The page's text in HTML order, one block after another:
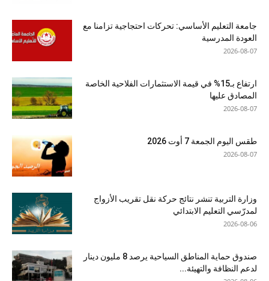
جامعة التعليم الأساسي: تحركات احتجاجية تزامنا مع
العودة المدرسية
2026-08-07
ارتفاع بـ15% في قيمة الاستثمارات الفلاحية الخاصة
المصادق عليها
2026-08-07
طقس اليوم الجمعة 7 أوت 2026
2026-08-07
وزارة التربية تنشر نتائج حركة نقل تقريب الأزواج
لمدرّسي التعليم الابتدائي
2026-08-06
صندوق حماية المناطق السياحية يرصد 8 مليون دينار
لدعم النظافة والتهيئة...